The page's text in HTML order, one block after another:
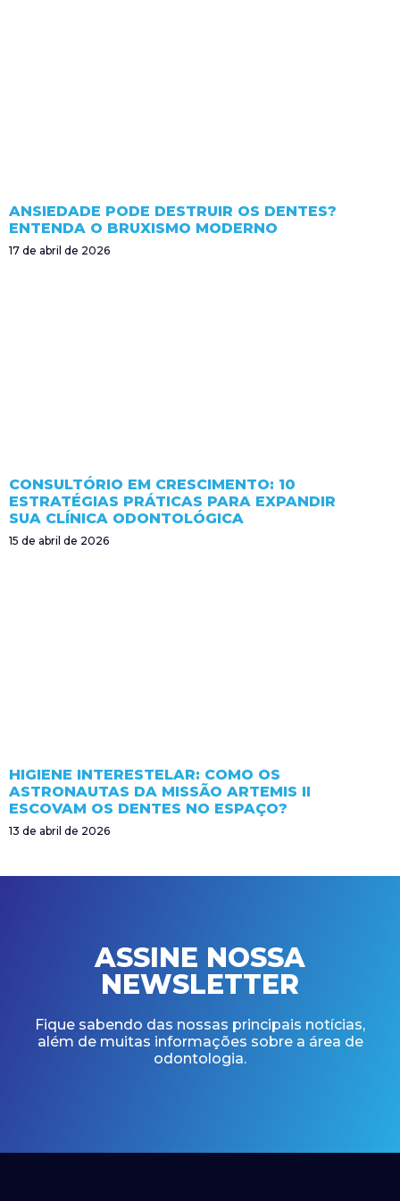
ANSIEDADE PODE DESTRUIR OS DENTES?
ENTENDA O BRUXISMO MODERNO
17 de abril de 2026
CONSULTÓRIO EM CRESCIMENTO: 10
ESTRATÉGIAS PRÁTICAS PARA EXPANDIR
SUA CLÍNICA ODONTOLÓGICA
15 de abril de 2026
HIGIENE INTERESTELAR: COMO OS
ASTRONAUTAS DA MISSÃO ARTEMIS II
ESCOVAM OS DENTES NO ESPAÇO?
13 de abril de 2026
ASSINE NOSSA
NEWSLETTER
Fique sabendo das nossas principais notícias,
além de muitas informações sobre a área de
odontologia.